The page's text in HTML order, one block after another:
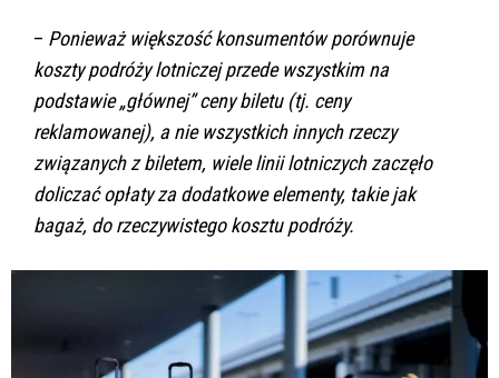
– Ponieważ większość konsumentów porównuje
koszty podróży lotniczej przede wszystkim na
podstawie „głównej” ceny biletu (tj. ceny
reklamowanej), a nie wszystkich innych rzeczy
związanych z biletem, wiele linii lotniczych zaczęło
doliczać opłaty za dodatkowe elementy, takie jak
bagaż, do rzeczywistego kosztu podróży.